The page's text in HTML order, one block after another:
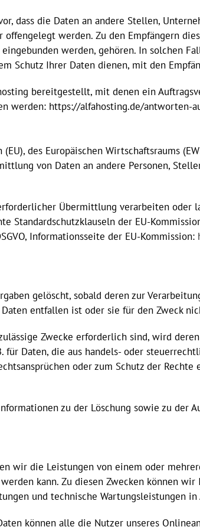
dass die Daten an andere Stellen,
werden. Zu den Empfängern
werden, gehören. In solchen
Schutz Ihrer Daten dienen, mit den
bereitgestellt, mit denen ein
werden: https://alfahosting.de/antworten-
des Europäischen Wirtschaftsraums
von Daten an andere Personen,
Übermittlung verarbeiten oder
Standardschutzklauseln der EU-
Informationsseite der EU-Kommission:
gelöscht, sobald deren zur
entfallen ist oder sie für den Zweck
Zwecke erforderlich sind, wird
Daten, die aus handels- oder
oder zum Schutz der
zu der Löschung sowie zu der
wir die Leistungen von einem oder
kann. Zu diesen Zwecken können
und technische Wartungsleistungen in
können alle die Nutzer unseres